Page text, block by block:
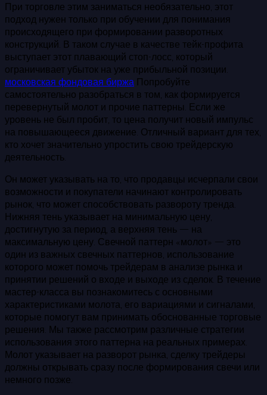
При торговле этим заниматься необязательно, этот
подход нужен только при обучении для понимания
происходящего при формировании разворотных
конструкций. В таком случае в качестве тейк-профита
выступает этот плавающий стоп-лосс, который
ограничивает убыток на уже прибыльной позиции.
московская фондовая биржа Попробуйте
самостоятельно разобраться в том, как формируется
перевернутый молот и прочие паттерны. Если же
уровень не был пробит, то цена получит новый импульс
на повышающееся движение. Отличный вариант для тех,
кто хочет значительно упростить свою трейдерскую
деятельность.
Он может указывать на то, что продавцы исчерпали свои
возможности и покупатели начинают контролировать
рынок, что может способствовать развороту тренда.
Нижняя тень указывает на минимальную цену,
достигнутую за период, а верхняя тень — на
максимальную цену. Свечной паттерн «молот» — это
один из важных свечных паттернов, использование
которого может помочь трейдерам в анализе рынка и
принятии решений о входе и выходе из сделок. В течение
мастер-класса вы познакомитесь с основными
характеристиками молота, его вариациями и сигналами,
которые помогут вам принимать обоснованные торговые
решения. Мы также рассмотрим различные стратегии
использования этого паттерна на реальных примерах.
Молот указывает на разворот рынка, сделку трейдеры
должны открывать сразу после формирования свечи или
немного позже.